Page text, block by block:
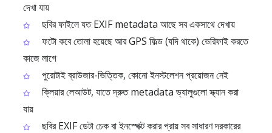
দেখা যায়
ছবির ফাইলে যত EXIF metadata আছে সব একসাথে দেখায়
ফটো কবে তোলা হয়েছে আর GPS ফিল্ড (যদি থাকে) ভেরিফাই করতে
কাজে লাগে
পুরোটাই ব্রাউজার-ভিত্তিক, কোনো ইনস্টলেশন প্রয়োজন নেই
ক্লিয়ার লেআউট, যাতে দ্রুত metadata ভ্যালুগুলো স্ক্যান করা
যায়
ছবির EXIF ডেটা চেক বা ইনস্পেক্ট করার প্রায় সব সাধারণ দরকারের